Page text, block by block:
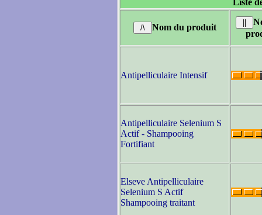
Liste
Nom du produit
Antipelliculaire Intensif
Antipelliculaire Selenium S
Actif - Shampooing
Fortifiant
Elseve Antipelliculaire
Selenium S Actif
Shampooing traitant